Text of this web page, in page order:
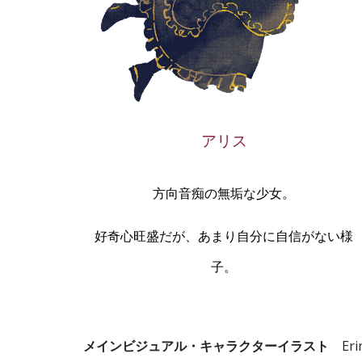
アリス
方向音痴の無垢な少女。
好奇心旺盛だが、あまり自分に自信がない様
子。
メインビジュアル・キャラクターイラスト